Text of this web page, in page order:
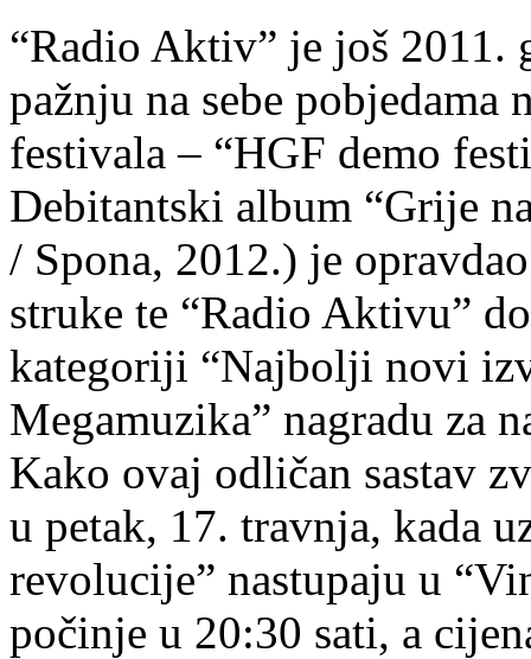
“Radio Aktiv” je još 2011.
pažnju na sebe pobjedama
festivala – “HGF demo
Debitantski album “Grije
/ Spona, 2012.) je
struke te “Radio Aktivu”
kategoriji “Najbolji novi
Megamuzika” nagradu za
Kako ovaj odličan sastav
u petak, 17. travnja, kada
revolucije” nastupaju u
počinje u 20:30 sati, a